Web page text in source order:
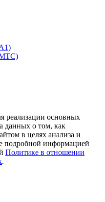
реализации основных
данных о том, как
в целях анализа и
подробной информацией
Политике в отношении
.